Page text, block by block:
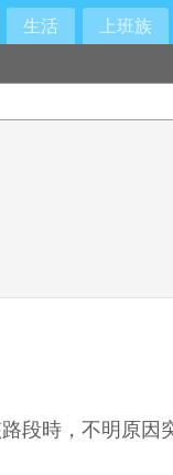
生活 上班族
段時，不明原因